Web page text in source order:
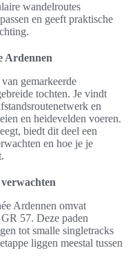
wandelroutes
en geeft praktische
Ardennen
gemarkeerde
tochten. Je vindt
en
en heidevelden voeren.
biedt dit deel een
en hoe je je
Ardennen omvat
57. Deze paden
tot smalle singletracks
liggen meestal tussen